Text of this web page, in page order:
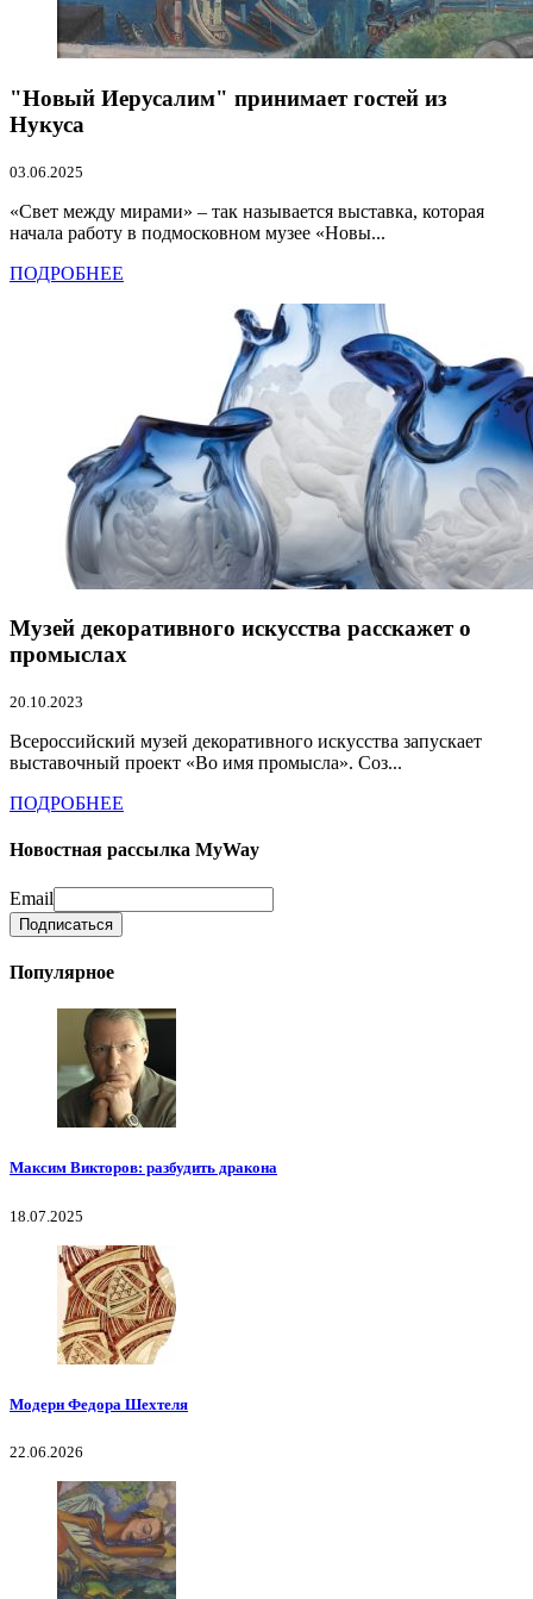
"Новый Иерусалим" принимает гостей из
Нукуса
03.06.2025
«Свет между мирами» – так называется выставка, которая
начала работу в подмосковном музее «Новы...
ПОДРОБНЕЕ
Музей декоративного искусства расскажет о
промыслах
20.10.2023
Всероссийский музей декоративного искусства запускает
выставочный проект «Во имя промысла». Соз...
ПОДРОБНЕЕ
Новостная рассылка MyWay
Email
Популярное
Максим Викторов: разбудить дракона
18.07.2025
Модерн Федора Шехтеля
22.06.2026